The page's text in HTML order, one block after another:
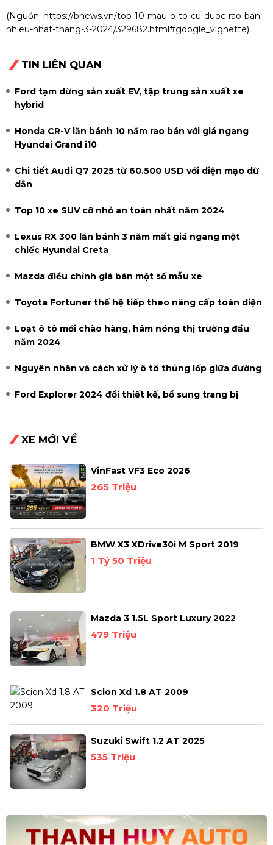
(Nguồn: https://bnews.vn/top-10-mau-o-to-cu-duoc-rao-ban-
nhieu-nhat-thang-3-2024/329682.html#google_vignette)
TIN LIÊN QUAN
Ford tạm dừng sản xuất EV, tập trung sản xuất xe
hybrid
Honda CR-V lăn bánh 10 năm rao bán với giá ngang
Hyundai Grand i10
Chi tiết Audi Q7 2025 từ 60.500 USD với diện mạo dữ
dằn
Top 10 xe SUV cỡ nhỏ an toàn nhất năm 2024
Lexus RX 300 lăn bánh 3 năm mất giá ngang một
chiếc Hyundai Creta
Mazda điều chỉnh giá bán một số mẫu xe
Toyota Fortuner thế hệ tiếp theo nâng cấp toàn diện
Loạt ô tô mới chào hàng, hâm nóng thị trường đầu
năm 2024
Nguyên nhân và cách xử lý ô tô thủng lốp giữa đường
Ford Explorer 2024 đổi thiết kế, bổ sung trang bị
XE MỚI VỀ
VinFast VF3 Eco 2026
265 Triệu
BMW X3 XDrive30i M Sport 2019
1 Tỷ 50 Triệu
Mazda 3 1.5L Sport Luxury 2022
479 Triệu
Scion Xd 1.8 AT 2009
320 Triệu
Suzuki Swift 1.2 AT 2025
535 Triệu